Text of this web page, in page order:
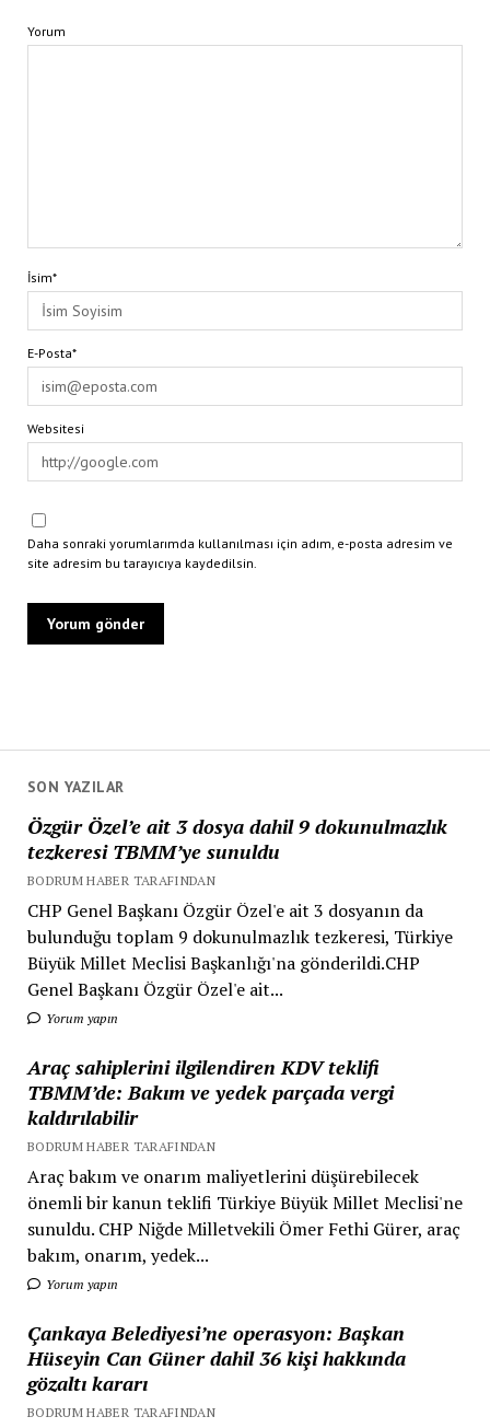
SON YAZILAR
Özgür Özel’e ait 3 dosya dahil 9 dokunulmazlık
tezkeresi TBMM’ye sunuldu
BODRUM HABER TARAFINDAN
CHP Genel Başkanı Özgür Özel'e ait 3 dosyanın da
bulunduğu toplam 9 dokunulmazlık tezkeresi, Türkiye
Büyük Millet Meclisi Başkanlığı'na gönderildi.CHP
Genel Başkanı Özgür Özel'e ait...
Yorum yapın
Araç sahiplerini ilgilendiren KDV teklifi
TBMM’de: Bakım ve yedek parçada vergi
kaldırılabilir
BODRUM HABER TARAFINDAN
Araç bakım ve onarım maliyetlerini düşürebilecek
önemli bir kanun teklifi Türkiye Büyük Millet Meclisi'ne
sunuldu. CHP Niğde Milletvekili Ömer Fethi Gürer, araç
bakım, onarım, yedek...
Yorum yapın
Çankaya Belediyesi’ne operasyon: Başkan
Hüseyin Can Güner dahil 36 kişi hakkında
gözaltı kararı
BODRUM HABER TARAFINDAN
Yorum
İsim*
E-Posta*
Websitesi
Daha sonraki yorumlarımda kullanılması için adım, e-posta adresim ve
site adresim bu tarayıcıya kaydedilsin.